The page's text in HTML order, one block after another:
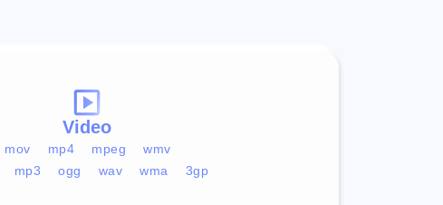
Video
mov mp4 mpeg
wmv
mp3 ogg wav wma 3gp